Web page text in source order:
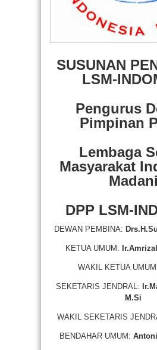
SUSUNAN
LSM-
Pengurus
Pimpinan
Lembaga
Masyarakat
Madani
DPP LSM-
DEWAN PEMBINA:
KETUA UMUM:
WAKIL KETUA
SEKETARIS JENDRAL:
M.Si
WAKIL SEKETARIS
BENDAHAR UMUM: